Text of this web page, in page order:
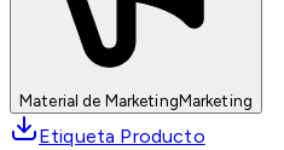
Material de MarketingMarketing
Etiqueta Producto